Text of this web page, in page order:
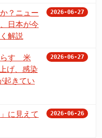
？ニュー
日本が今
解説
2026-06-27
らす 米
げ、感染
起きてい
2026-06-27
に見えて
2026-06-26